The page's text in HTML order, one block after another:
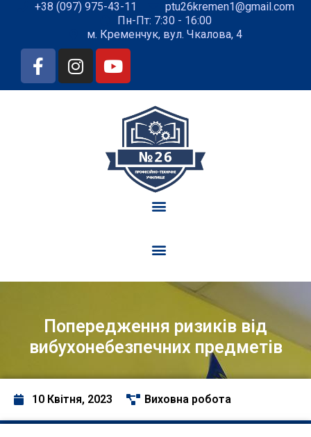
+38 (097) 975-43-11
ptu26kremen1@gmail.com
Пн-Пт: 7:30 - 16:00
м. Кременчук, вул. Чкалова, 4
Попередження ризиків від
вибухонебезпечних предметів
10 Квітня, 2023 Виховна робота